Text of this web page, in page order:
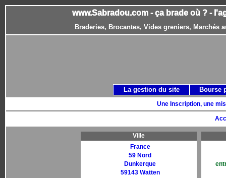
www.Sabradou.com - ça brade où ? -
Braderies, Brocantes, Vides greniers, Marchés
Une Inscription, une
Ville
France
59 Nord
Dunkerque
59143 Watten
La gestion du site Bourse